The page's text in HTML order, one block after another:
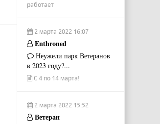
работает
2 марта 2022 16:07
Enthroned
Неужели парк Ветеранов
в 2023 году?...
С 4 по 14 марта!
2 марта 2022 15:52
Ветеран